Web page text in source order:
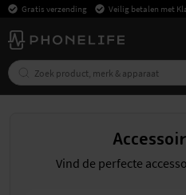
Gratis verzending Veilig betalen met
Vind de perfecte